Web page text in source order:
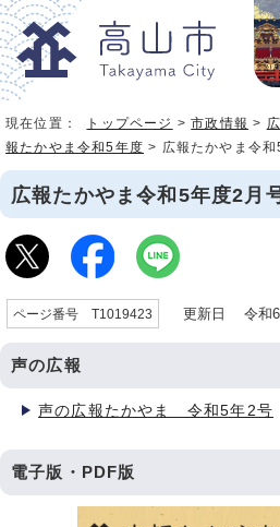
現在位置： トップページ >市政情報 >
報たかやま令和5年度 > 広報たかやま令
広報たかやま令和5年度2月
ページ番号 T1019423 更新日 令和6
声の広報
声の広報たかやま 令和5年2号
電子版・PDF版